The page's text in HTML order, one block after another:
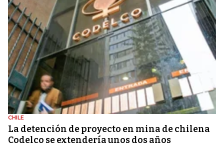
CHILE
La detención de proyecto en mina de chilena
Codelco se extendería unos dos años